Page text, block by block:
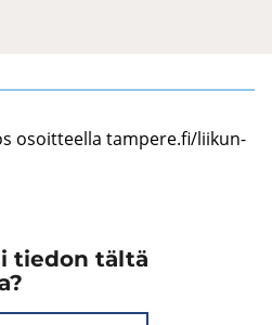
osoit­teel­la tam­pe­re.fi/lii­kun­
tiedon tältä